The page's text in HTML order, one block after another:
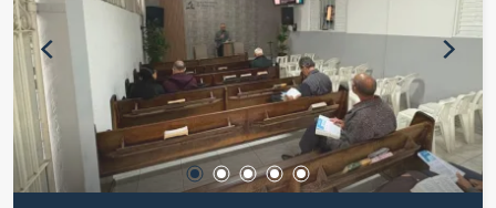
Ótima opção para moradia ou investimento
Localizada em um bairro com infraestrutura
completa, próximo a comércios, escolas,
transporte público e serviços essenciais. Entre
em contato para mais informações e agende uma
visita!